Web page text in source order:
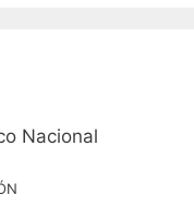
Nacional